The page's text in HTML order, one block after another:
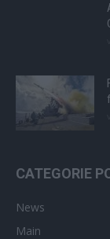
CATEGORIE
News
Main